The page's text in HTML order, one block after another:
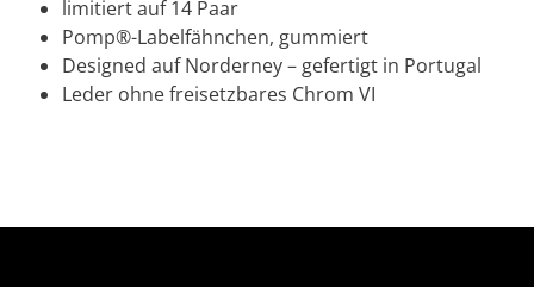
limitiert auf 14 Paar
Pomp®-Labelfähnchen, gummiert
Designed auf Norderney – gefertigt in Portugal
Leder ohne freisetzbares Chrom VI